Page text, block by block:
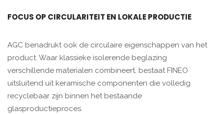
FOCUS OP CIRCULARITEIT EN LOKALE PRODUCTIE
AGC benadrukt ook de circulaire eigenschappen van het
product. Waar klassieke isolerende beglazing
verschillende materialen combineert, bestaat FINEO
uitsluitend uit keramische componenten die volledig
recyclebaar zijn binnen het bestaande
glasproductieproces.